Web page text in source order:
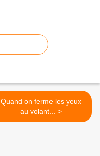
Quand on ferme les yeux
au volant... >